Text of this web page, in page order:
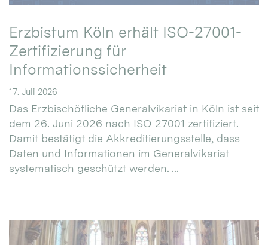
Erzbistum Köln erhält ISO-27001-
Zertifizierung für
Informationssicherheit
17. Juli 2026
Das Erzbischöfliche Generalvikariat in Köln ist seit
dem 26. Juni 2026 nach ISO 27001 zertifiziert.
Damit bestätigt die Akkreditierungsstelle, dass
Daten und Informationen im Generalvikariat
systematisch geschützt werden. ...